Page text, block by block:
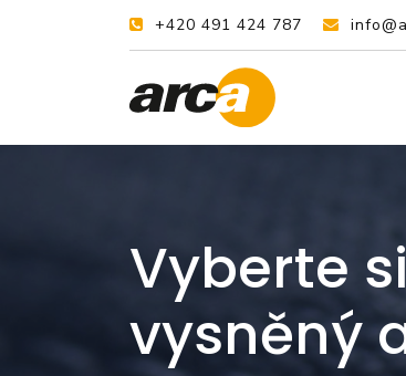
+420 491 424 787
Vyberte
vysněný